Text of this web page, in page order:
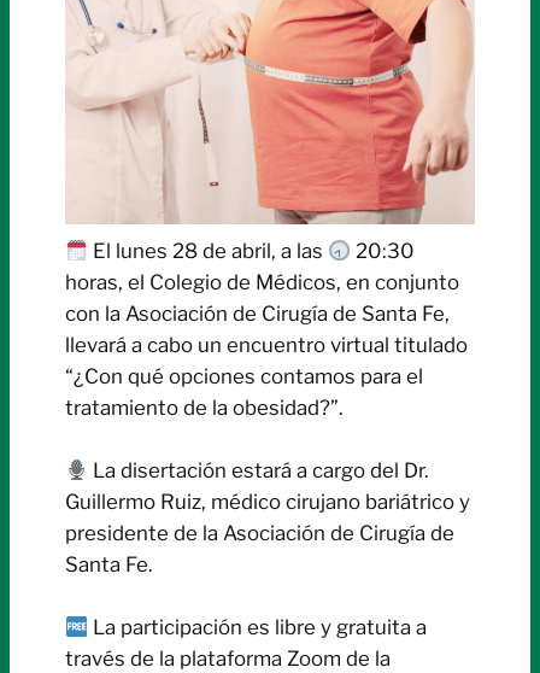
El lunes 28 de abril, a las
20:30
horas, el Colegio de Médicos, en conjunto
con la Asociación de Cirugía de Santa Fe,
llevará a cabo un encuentro virtual titulado
“¿Con qué opciones contamos para el
tratamiento de la obesidad?”.
La disertación estará a cargo del Dr.
Guillermo Ruiz, médico cirujano bariátrico y
presidente de la Asociación de Cirugía de
Santa Fe.
La participación es libre y gratuita a
través de la plataforma Zoom de la